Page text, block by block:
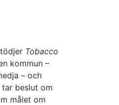
Tobacco
kommun –
– och
beslut om
målet om